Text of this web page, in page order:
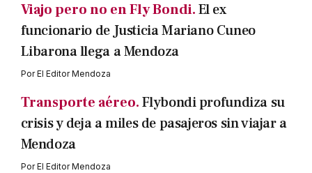
Viajo pero no en Fly Bondi.El ex
funcionario de Justicia Mariano Cuneo
Libarona llega a Mendoza
PorEl Editor Mendoza
Transporte aéreo.Flybondi profundiza su
crisis y deja a miles de pasajeros sin viajar a
Mendoza
PorEl Editor Mendoza